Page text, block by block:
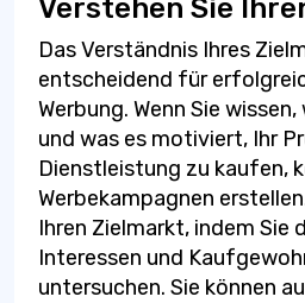
Verstehen Sie
Das Verständnis Ihres
entscheidend für
Werbung. Wenn Sie
und was es motiviert, Ihr
Dienstleistung zu kaufen,
Werbekampagnen
Ihren Zielmarkt, indem Sie
Interessen und
untersuchen. Sie können